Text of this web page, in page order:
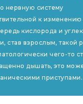
нервную систему
к изменению
кислорода и
став взрослым, такой
чего-то
дышать, это
приступами.